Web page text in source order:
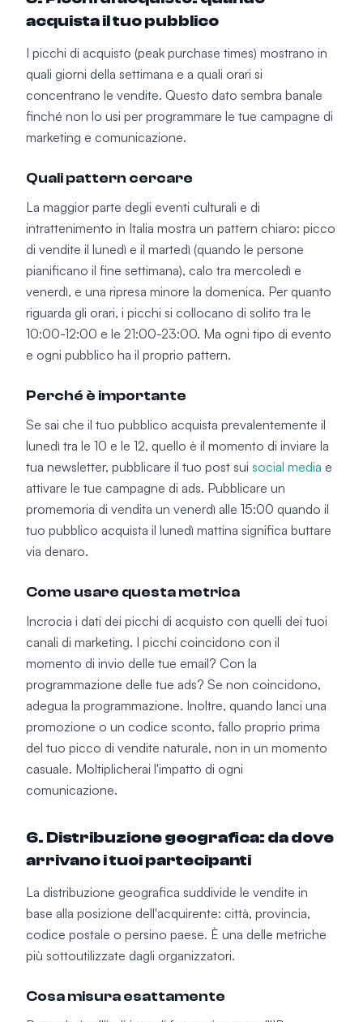
acquista il tuo pubblico
I picchi di acquisto (peak purchase times) mostrano in
quali giorni della settimana e a quali orari si
concentrano le vendite. Questo dato sembra banale
finché non lo usi per programmare le tue campagne di
marketing e comunicazione.
Quali pattern cercare
La maggior parte degli eventi culturali e di
intrattenimento in Italia mostra un pattern chiaro: picco
di vendite il lunedì e il martedì (quando le persone
pianificano il fine settimana), calo tra mercoledì e
venerdì, e una ripresa minore la domenica. Per quanto
riguarda gli orari, i picchi si collocano di solito tra le
10:00-12:00 e le 21:00-23:00. Ma ogni tipo di evento
e ogni pubblico ha il proprio pattern.
Perché è importante
Se sai che il tuo pubblico acquista prevalentemente il
lunedì tra le 10 e le 12, quello è il momento di inviare la
tua newsletter, pubblicare il tuo post sui social media e
attivare le tue campagne di ads. Pubblicare un
promemoria di vendita un venerdì alle 15:00 quando il
tuo pubblico acquista il lunedì mattina significa buttare
via denaro.
Come usare questa metrica
Incrocia i dati dei picchi di acquisto con quelli dei tuoi
canali di marketing. I picchi coincidono con il
momento di invio delle tue email? Con la
programmazione delle tue ads? Se non coincidono,
adegua la programmazione. Inoltre, quando lanci una
promozione o un codice sconto, fallo proprio prima
del tuo picco di vendite naturale, non in un momento
casuale. Moltiplicherai l'impatto di ogni
comunicazione.
6. Distribuzione geografica: da dove
arrivano i tuoi partecipanti
La distribuzione geografica suddivide le vendite in
base alla posizione dell'acquirente: città, provincia,
codice postale o persino paese. È una delle metriche
più sottoutilizzate dagli organizzatori.
Cosa misura esattamente